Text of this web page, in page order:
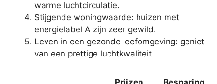
warme luchtcirculatie.
Stijgende woningwaarde: huizen met
energielabel A zijn zeer gewild.
Leven in een gezonde leefomgeving: geniet
van een prettige luchtkwaliteit.